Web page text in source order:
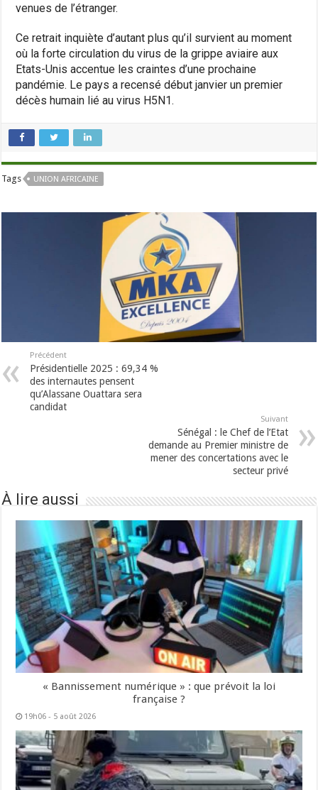
venues de l’étranger.
Ce retrait inquiète d’autant plus qu’il survient au moment
où la forte circulation du virus de la grippe aviaire aux
Etats-Unis accentue les craintes d’une prochaine
pandémie. Le pays a recensé début janvier un premier
décès humain lié au virus H5N1.
Tags UNION AFRICAINE
Précédent
Présidentielle 2025 : 69,34 %
des internautes pensent
qu’Alassane Ouattara sera
candidat
Suivant
Sénégal : le Chef de l’Etat
demande au Premier ministre de
mener des concertations avec le
secteur privé
À lire aussi
« Bannissement numérique » : que prévoit la loi
française ?
19h06 - 5 août 2026